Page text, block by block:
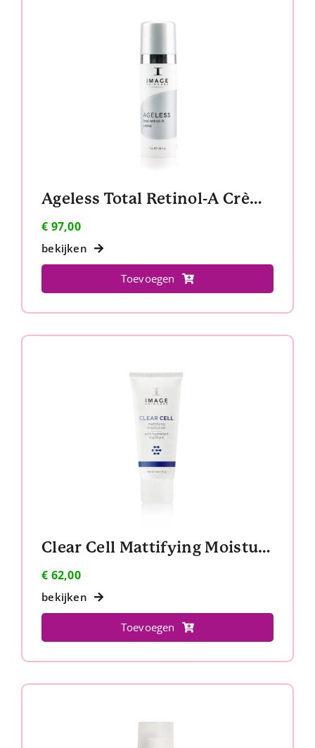
Ageless Total Retinol-A Crème
€ 97,00
bekijken
Toevoegen
Clear Cell Mattifying Moisturizer
€ 62,00
bekijken
Toevoegen